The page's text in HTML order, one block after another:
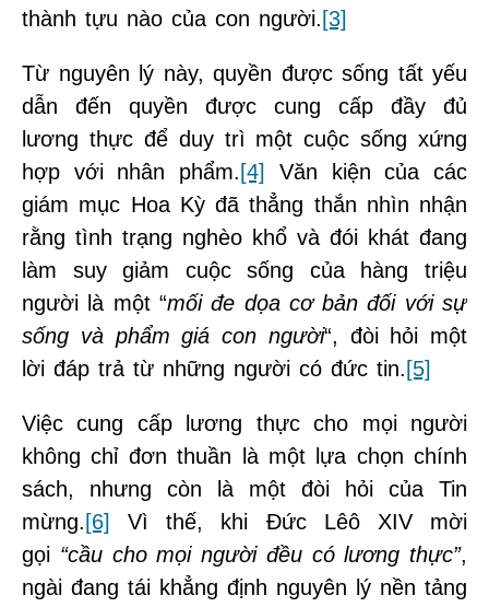
thành tựu nào của con người. [3]
Từ nguyên lý này, quyền được sống tất yếu
dẫn đến quyền được cung cấp đầy đủ
lương thực để duy trì một cuộc sống xứng
hợp với nhân phẩm. [4]
Văn kiện của các
giám mục Hoa Kỳ đã thẳng thắn nhìn nhận
rằng tình trạng nghèo khổ và đói khát đang
làm suy giảm cuộc sống của hàng triệu
người là một “mối đe dọa cơ bản đối với sự
sống và phẩm giá con người“, đòi hỏi một
lời đáp trả từ những người có đức tin. [5]
Việc cung cấp lương thực cho mọi người
không chỉ đơn thuần là một lựa chọn chính
sách, nhưng còn là một đòi hỏi của Tin
mừng. [6]
Vì thế, khi Đức Lêô XIV mời
gọi “cầu cho mọi người đều có lương thực”,
ngài đang tái khẳng định nguyên lý nền tảng